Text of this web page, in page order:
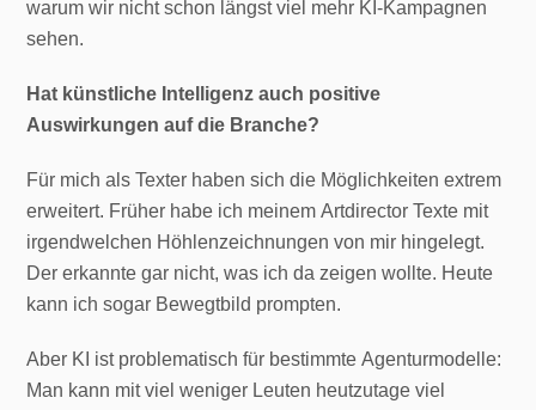
warum wir nicht schon längst viel mehr KI-Kampagnen
sehen.
Hat künstliche Intelligenz auch positive
Auswirkungen auf die Branche?
Für mich als Texter haben sich die Möglichkeiten extrem
erweitert. Früher habe ich meinem Artdirector Texte mit
irgendwelchen Höhlenzeichnungen von mir hingelegt.
Der erkannte gar nicht, was ich da zeigen wollte. Heute
kann ich sogar Bewegtbild prompten.
Aber KI ist problematisch für bestimmte Agenturmodelle:
Man kann mit viel weniger Leuten heutzutage viel